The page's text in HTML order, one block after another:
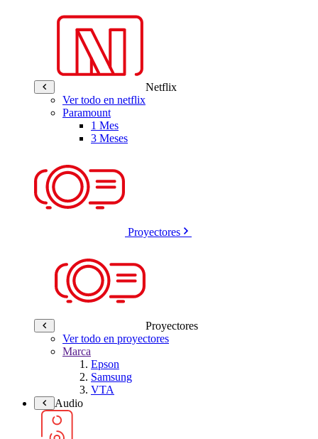
Netflix
Ver todo en netflix
Paramount
1 Mes
3 Meses
Proyectores
Proyectores
Ver todo en proyectores
Marca
Epson
Samsung
VTA
Audio